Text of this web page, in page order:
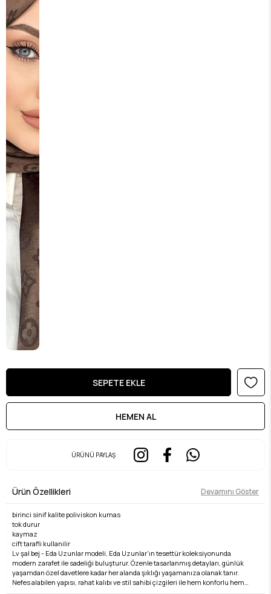
ÜRÜNÜ PAYLAŞ
Ürün Özellikleri Devamını Göster
birinci sinif kalite poliviskon kumas
tok durur
kaymaz
cift tarafli kullanilir
Lv şal bej - Eda Uzunlar modeli, Eda Uzunlar'ın tesettür koleksiyonunda
modern zarafet ile sadeliği buluşturur. Özenle tasarlanmış detayları, günlük
yaşamdan özel davetlere kadar her alanda şıklığı yaşamanıza olanak tanır.
Nefes alabilen yapısı, rahat kalıbı ve stil sahibi çizgileri ile hem konforlu hem
de zarif bir kullanım sunar. Kumaş kalitesi, Eda Uzunlar farkıyla bir üst